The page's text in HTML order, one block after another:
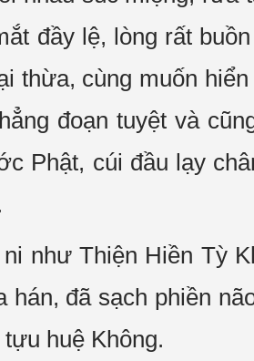
đầy lệ, lòng rất
thừa, cùng muốn
đoạn tuyệt và
Phật, cúi đầu lạy
như Thiện Hiền Tỳ
đã sạch phiền
huệ Không.